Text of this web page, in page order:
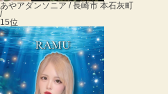
あやアダンソニア / 長崎市 本石灰町
/
15位